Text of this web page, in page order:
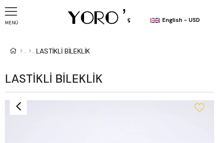
MENÜ English - USD
LASTİKLİ BİLEKLİK
LASTİKLİ BİLEKLİK